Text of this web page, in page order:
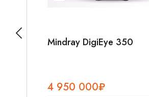
Mindray DigiEye 350
4 950 000₽